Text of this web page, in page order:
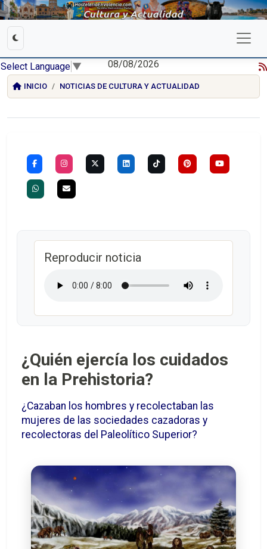
Select Language ▼ 08/08/2026
INICIO NOTICIAS DE CULTURA Y ACTUALIDAD
Reproducir noticia
¿Quién ejercía los cuidados
en la Prehistoria?
¿Cazaban los hombres y recolectaban las
mujeres de las sociedades cazadoras y
recolectoras del Paleolítico Superior?